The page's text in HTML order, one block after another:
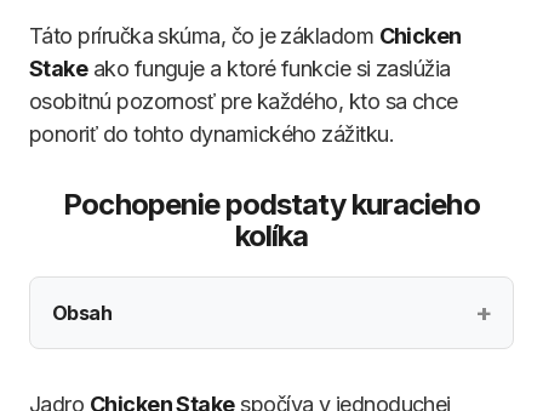
Táto príručka skúma, čo je základom Chicken
Stakeako funguje a ktoré funkcie si zaslúžia
osobitnú pozornosť pre každého, kto sa chce
ponoriť do tohto dynamického zážitku.
Pochopenie podstaty kuracieho
kolíka
Obsah
Jadro Chicken Stakespočíva v jednoduchej